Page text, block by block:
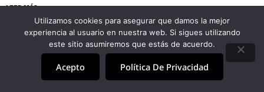
LEER MÁS >
Utilizamos cookies para asegurar que damos la mejor
experiencia al usuario en nuestra web. Si sigues utilizando
este sitio asumiremos que estás de acuerdo.
Acepto Política De Privacidad